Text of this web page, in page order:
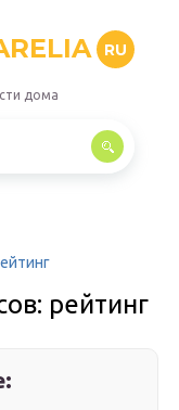
RU
дома
рейтинг